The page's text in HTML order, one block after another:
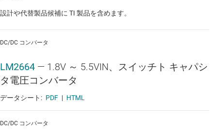
設計や代替製品候補に TI 製品を含めます。
DC/DC コンバータ
LM2664 — 1.8V ～ 5.5VIN、スイッチト キャパシ
タ電圧コンバータ
データシート: PDF | HTML
DC/DC コンバータ